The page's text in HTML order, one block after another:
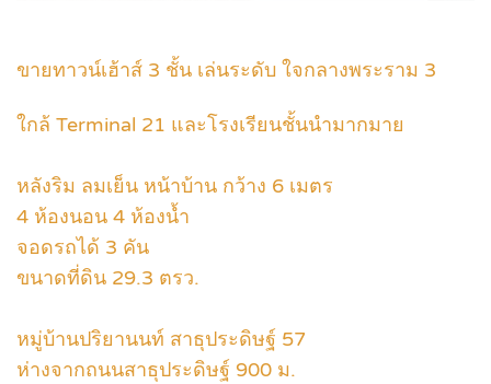
ขายทาวน์เฮ้าส์ 3 ชั้น เล่นระดับ ใจกลางพระราม 3
ใกล้ Terminal 21 และโรงเรียนชั้นนำมากมาย
หลังริม ลมเย็น หน้าบ้าน กว้าง 6 เมตร
4 ห้องนอน 4 ห้องน้ำ
จอดรถได้ 3 คัน
ขนาดที่ดิน 29.3 ตรว.
หมู่บ้านปริยานนท์ สาธุประดิษฐ์ 57
ห่างจากถนนสาธุประดิษฐ์ 900 ม.